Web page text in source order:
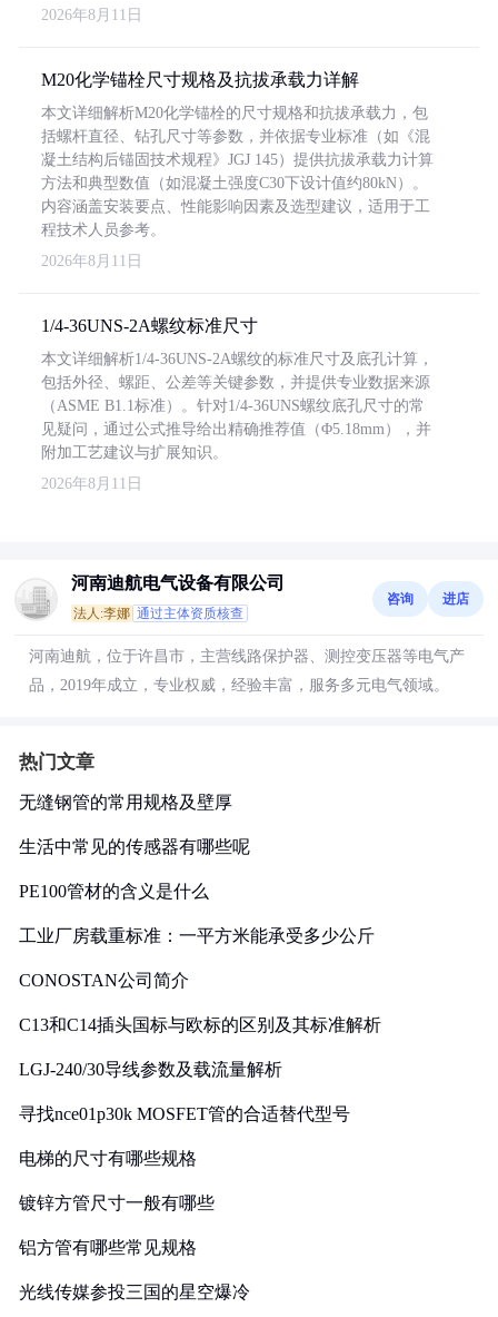
2026年8月11日
M20化学锚栓尺寸规格及抗拔承载力详解
本文详细解析M20化学锚栓的尺寸规格和抗拔承载力，包
括螺杆直径、钻孔尺寸等参数，并依据专业标准（如《混
凝土结构后锚固技术规程》JGJ 145）提供抗拔承载力计算
方法和典型数值（如混凝土强度C30下设计值约80kN）。
内容涵盖安装要点、性能影响因素及选型建议，适用于工
程技术人员参考。
2026年8月11日
1/4-36UNS-2A螺纹标准尺寸
本文详细解析1/4-36UNS-2A螺纹的标准尺寸及底孔计算，
包括外径、螺距、公差等关键参数，并提供专业数据来源
（ASME B1.1标准）。针对1/4-36UNS螺纹底孔尺寸的常
见疑问，通过公式推导给出精确推荐值（Φ5.18mm），并
附加工艺建议与扩展知识。
2026年8月11日
河南迪航电气设备有限公司
法人:李娜 通过主体资质核查
咨询 进店
河南迪航，位于许昌市，主营线路保护器、测控变压器等电气产
品，2019年成立，专业权威，经验丰富，服务多元电气领域。
热门文章
无缝钢管的常用规格及壁厚
生活中常见的传感器有哪些呢
PE100管材的含义是什么
工业厂房载重标准：一平方米能承受多少公斤
CONOSTAN公司简介
C13和C14插头国标与欧标的区别及其标准解析
LGJ-240/30导线参数及载流量解析
寻找nce01p30k MOSFET管的合适替代型号
电梯的尺寸有哪些规格
镀锌方管尺寸一般有哪些
铝方管有哪些常见规格
光线传媒参投三国的星空爆冷